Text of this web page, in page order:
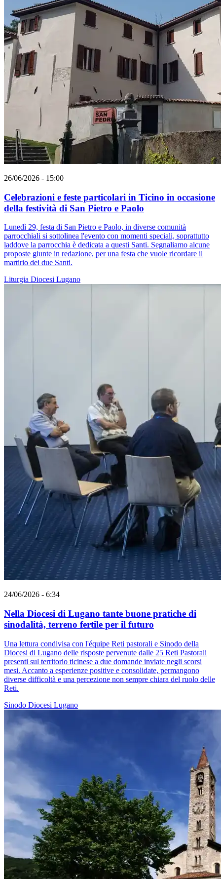
26/06/2026 - 15:00
Celebrazioni e feste particolari in Ticino in occasione
della festività di San Pietro e Paolo
Lunedì 29, festa di San Pietro e Paolo, in diverse comunità
parrocchiali si sottolinea l'evento con momenti speciali, soprattutto
laddove la parrocchia è dedicata a questi Santi. Segnaliamo alcune
proposte giunte in redazione, per una festa che vuole ricordare il
martirio dei due Santi.
Liturgia Diocesi Lugano
24/06/2026 - 6:34
Nella Diocesi di Lugano tante buone pratiche di
sinodalità, terreno fertile per il futuro
Una lettura condivisa con l'équipe Reti pastorali e Sinodo della
Diocesi di Lugano delle risposte pervenute dalle 25 Reti Pastorali
presenti sul territorio ticinese a due domande inviate negli scorsi
mesi. Accanto a esperienze positive e consolidate, permangono
diverse difficoltà e una percezione non sempre chiara del ruolo delle
Reti.
Sinodo Diocesi Lugano